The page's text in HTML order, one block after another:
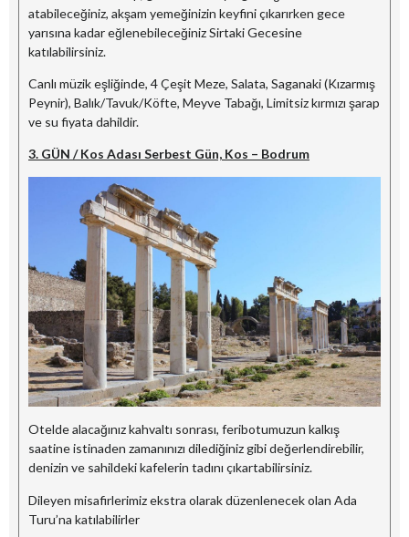
atabileceğiniz, akşam yemeğinizin keyfini çıkarırken gece
yarısına kadar eğlenebileceğiniz Sirtaki Gecesine
katılabilirsiniz.
Canlı müzik eşliğinde, 4 Çeşit Meze, Salata, Saganaki (Kızarmış
Peynir), Balık/Tavuk/Köfte, Meyve Tabağı, Limitsiz kırmızı şarap
ve su fiyata dahildir.
3. GÜN / Kos Adası Serbest Gün, Kos – Bodrum
Otelde alacağınız kahvaltı sonrası, feribotumuzun kalkış
saatine istinaden zamanınızı dilediğiniz gibi değerlendirebilir,
denizin ve sahildeki kafelerin tadını çıkartabilirsiniz.
Dileyen misafirlerimiz ekstra olarak düzenlenecek olan Ada
Turu’na katılabilirler